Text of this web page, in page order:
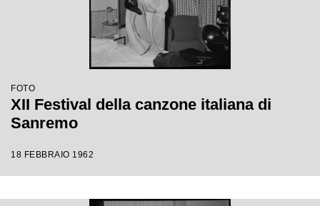
FOTO
XII Festival della canzone italiana di
Sanremo
18 FEBBRAIO 1962